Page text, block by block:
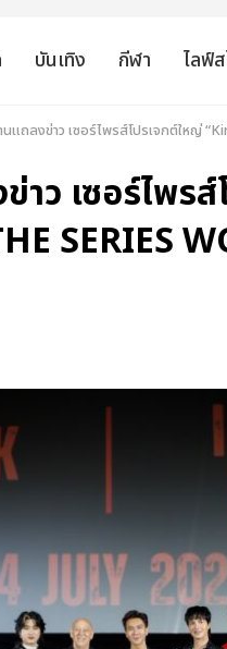
บันเทิง กีฬา ไลฟ์
แถลงข่าว เซอร์ไพรส์โปรเจกต์ใหญ่
ว เซอร์ไพร
SERIES